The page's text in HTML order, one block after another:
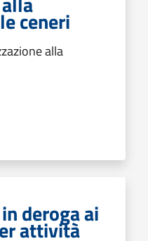
ceneri
alla
deroga ai
attività